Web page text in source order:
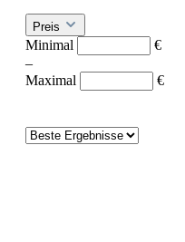
Preis
Minimal
€
–
Maximal
€